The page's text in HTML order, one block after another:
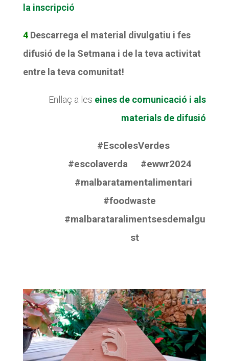
la inscripció
4 Descarrega el material divulgatiu i fes
difusió de la Setmana i de la teva activitat
entre la teva comunitat!
Enllaç a les eines de comunicació i als
materials de difusió
#EscolesVerdes
#escolaverda #ewwr2024
#malbaratamentalimentari
#foodwaste
#malbarataralimentsesdemalgu
st